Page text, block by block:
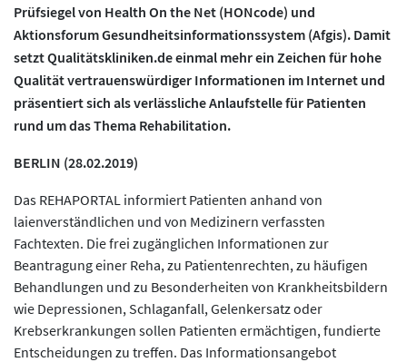
Prüfsiegel von Health On the Net (HONcode) und
Aktionsforum Gesundheitsinformationssystem (Afgis). Damit
setzt Qualitätskliniken.de einmal mehr ein Zeichen für hohe
Qualität vertrauenswürdiger Informationen im Internet und
präsentiert sich als verlässliche Anlaufstelle für Patienten
rund um das Thema Rehabilitation.
BERLIN (28.02.2019)
Das REHAPORTAL informiert Patienten anhand von
laienverständlichen und von Medizinern verfassten
Fachtexten. Die frei zugänglichen Informationen zur
Beantragung einer Reha, zu Patientenrechten, zu häufigen
Behandlungen und zu Besonderheiten von Krankheitsbildern
wie Depressionen, Schlaganfall, Gelenkersatz oder
Krebserkrankungen sollen Patienten ermächtigen, fundierte
Entscheidungen zu treffen. Das Informationsangebot